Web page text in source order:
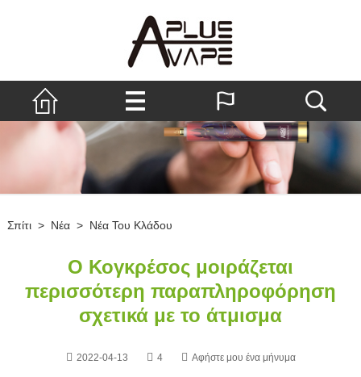
Σπίτι > Νέα > Νέα Του Κλάδου
Ο Κογκρέσος μοιράζεται
περισσότερη παραπληροφόρηση
σχετικά με το άτμισμα
2022-04-13 4 Αφήστε μου ένα μήνυμα